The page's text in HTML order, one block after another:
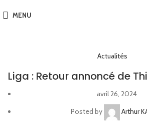
MENU
Actualités
Liga : Retour annoncé de
avril 26, 2024
Posted by
Arthur